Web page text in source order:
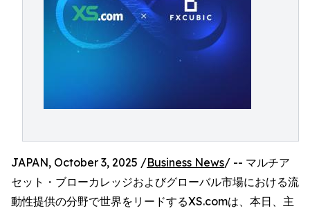
JAPAN, October 3, 2025 /Business News/ -- マルチア
セット・ブローカレッジおよびグローバル市場における流
動性提供の分野で世界をリードするXS.comは、本日、主